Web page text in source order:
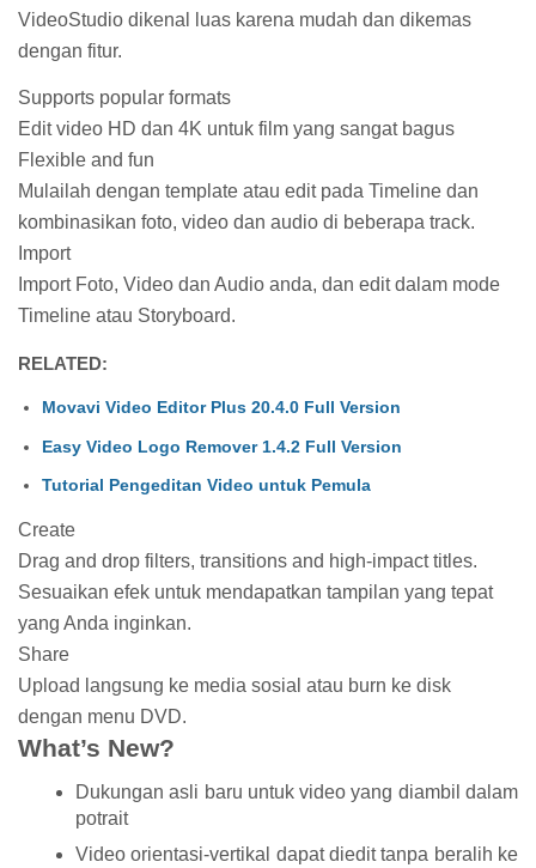
VideoStudio dikenal luas karena mudah dan dikemas
dengan fitur.
Supports popular formats
Edit video HD dan 4K untuk film yang sangat bagus
Flexible and fun
Mulailah dengan template atau edit pada Timeline dan
kombinasikan foto, video dan audio di beberapa track.
Import
Import Foto, Video dan Audio anda, dan edit dalam mode
Timeline atau Storyboard.
RELATED:
Movavi Video Editor Plus 20.4.0 Full Version
Easy Video Logo Remover 1.4.2 Full Version
Tutorial Pengeditan Video untuk Pemula
Create
Drag and drop filters, transitions and high-impact titles.
Sesuaikan efek untuk mendapatkan tampilan yang tepat
yang Anda inginkan.
Share
Upload langsung ke media sosial atau burn ke disk
dengan menu DVD.
What’s New?
Dukungan asli baru untuk video yang diambil dalam
potrait
Video orientasi-vertikal dapat diedit tanpa beralih ke